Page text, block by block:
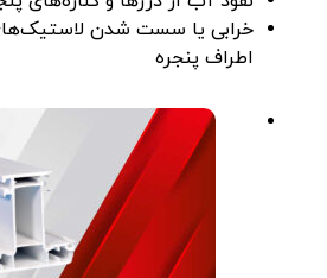
خرابی یا سست شدن
اطراف پنجره